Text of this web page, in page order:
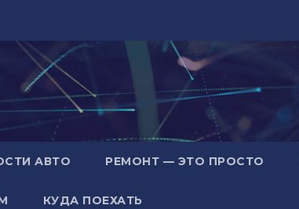
АВТО РЕМОНТ — ЭТО ПРОСТО
КУДА ПОЕХАТЬ